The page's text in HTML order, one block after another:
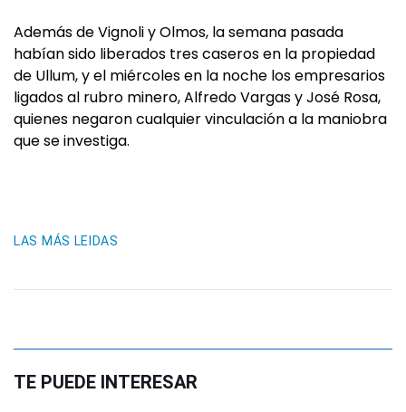
Además de Vignoli y Olmos, la semana pasada
habían sido liberados tres caseros en la propiedad
de Ullum, y el miércoles en la noche los empresarios
ligados al rubro minero, Alfredo Vargas y José Rosa,
quienes negaron cualquier vinculación a la maniobra
que se investiga.
LAS MÁS LEIDAS
TE PUEDE INTERESAR